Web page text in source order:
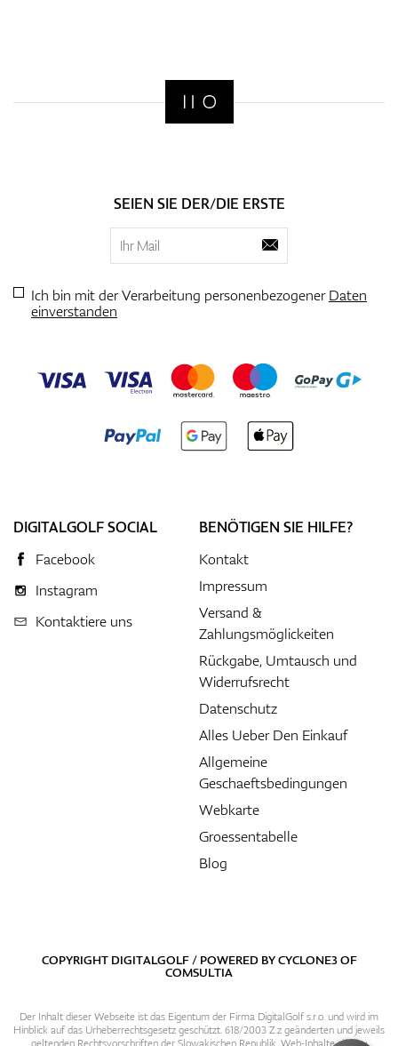
SEIEN SIE DER/DIE ERSTE
Ich bin mit der Verarbeitung personenbezogenerDaten
einverstanden
DIGITALGOLF SOCIAL
Facebook
Instagram
Kontaktiere uns
BENÖTIGEN SIE HILFE?
Kontakt
Impressum
Versand &
Zahlungsmöglickeiten
Rückgabe, Umtausch und
Widerrufsrecht
Datenschutz
Alles Ueber Den Einkauf
Allgemeine
Geschaeftsbedingungen
Webkarte
Groessentabelle
Blog
COPYRIGHT DIGITALGOLF / POWERED BYCYCLONE3OF
COMSULTIA
Der Inhalt dieser Webseite ist das Eigentum der Firma DigitalGolf s.r.o. und wird im
Hinblick auf das Urheberrechtsgesetz geschützt. 618/2003 Z.z geänderten und jeweils
geltenden Rechtsvorschriften der Slowakischen Republik. Web-Inhalte sind zu